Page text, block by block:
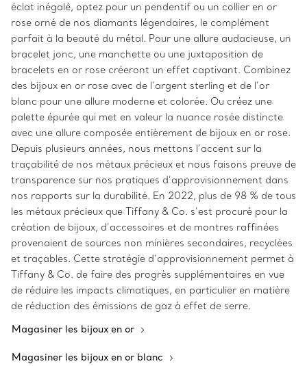
éclat inégalé, optez pour un pendentif ou un collier en or
rose orné de nos diamants légendaires, le complément
parfait à la beauté du métal. Pour une allure audacieuse, un
bracelet jonc, une manchette ou une juxtaposition de
bracelets en or rose créeront un effet captivant. Combinez
des bijoux en or rose avec de l’argent sterling et de l’or
blanc pour une allure moderne et colorée. Ou créez une
palette épurée qui met en valeur la nuance rosée distincte
avec une allure composée entièrement de bijoux en or rose.
Depuis plusieurs années, nous mettons l’accent sur la
traçabilité de nos métaux précieux et nous faisons preuve de
transparence sur nos pratiques d’approvisionnement dans
nos rapports sur la durabilité. En 2022, plus de 98 % de tous
les métaux précieux que Tiffany & Co. s’est procuré pour la
création de bijoux, d’accessoires et de montres raffinées
provenaient de sources non minières secondaires, recyclées
et traçables. Cette stratégie d’approvisionnement permet à
Tiffany & Co. de faire des progrès supplémentaires en vue
de réduire les impacts climatiques, en particulier en matière
de réduction des émissions de gaz à effet de serre.
Magasiner les bijoux en or
Magasiner les bijoux en or blanc